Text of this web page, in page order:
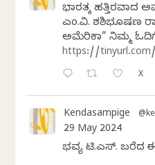
ಭಾರತಕ್ಕೆ ಹತ್ತಿರವಾದ
ಎಂ.ವಿ. ಶಶಿಭೂಷಣ
ಅಮೆರಿಕಾ” ನಿಮ್ಮ
https://
X
Kendasampige
29 May 2024
ಭವ್ಯ ಟಿ.ಎಸ್. ಬರೆದ